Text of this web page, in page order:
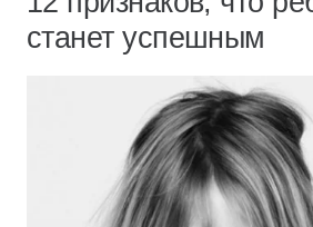
станет успешным